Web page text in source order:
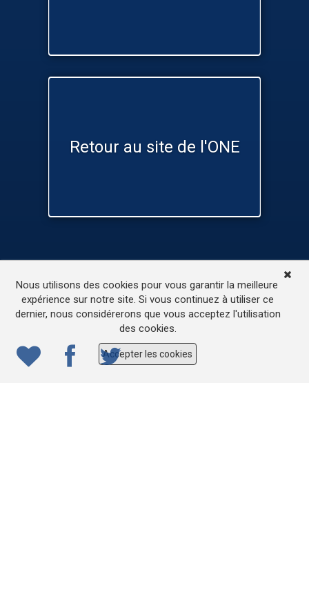
Retour au site de l'ONE
L’accessibilité de ce site
© 2022ONE.be– Production : Dew production – Tous
droits réservés – Webdesign: Lokidor
Nous utilisons des cookies pour vous garantir la meilleure
expérience sur notre site. Si vous continuez à utiliser ce
dernier, nous considérerons que vous acceptez l'utilisation
des cookies.
Accepter les cookies